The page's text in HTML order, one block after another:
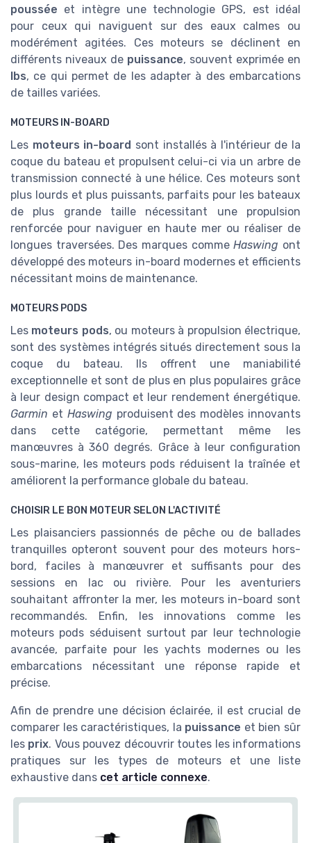
poussée et intègre une technologie GPS, est idéal
pour ceux qui naviguent sur des eaux calmes ou
modérément agitées. Ces moteurs se déclinent en
différents niveaux de puissance, souvent exprimée en
lbs, ce qui permet de les adapter à des embarcations
de tailles variées.
MOTEURS IN-BOARD
Les moteurs in-board sont installés à l'intérieur de la
coque du bateau et propulsent celui-ci via un arbre de
transmission connecté à une hélice. Ces moteurs sont
plus lourds et plus puissants, parfaits pour les bateaux
de plus grande taille nécessitant une propulsion
renforcée pour naviguer en haute mer ou réaliser de
longues traversées. Des marques commeHaswing ont
développé des moteurs in-board modernes et efficients
nécessitant moins de maintenance.
MOTEURS PODS
Les moteurs pods, ou moteurs à propulsion électrique,
sont des systèmes intégrés situés directement sous la
coque du bateau. Ils offrent une maniabilité
exceptionnelle et sont de plus en plus populaires grâce
à leur design compact et leur rendement énergétique.
Garmin et Haswing produisent des modèles innovants
dans cette catégorie, permettant même les
manœuvres à 360 degrés. Grâce à leur configuration
sous-marine, les moteurs pods réduisent la traînée et
améliorent la performance globale du bateau.
CHOISIR LE BON MOTEUR SELON L'ACTIVITÉ
Les plaisanciers passionnés de pêche ou de ballades
tranquilles opteront souvent pour des moteurs hors-
bord, faciles à manœuvrer et suffisants pour des
sessions en lac ou rivière. Pour les aventuriers
souhaitant affronter la mer, les moteurs in-board sont
recommandés. Enfin, les innovations comme les
moteurs pods séduisent surtout par leur technologie
avancée, parfaite pour les yachts modernes ou les
embarcations nécessitant une réponse rapide et
précise.
Afin de prendre une décision éclairée, il est crucial de
comparer les caractéristiques, la puissance et bien sûr
les prix. Vous pouvez découvrir toutes les informations
pratiques sur les types de moteurs et une liste
exhaustive dans cet article connexe.